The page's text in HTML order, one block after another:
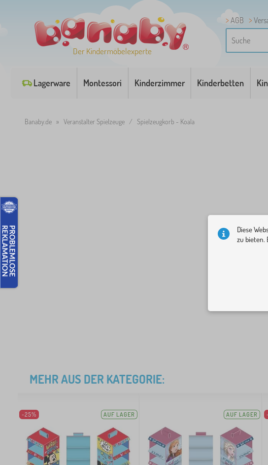
Der Kindermöbelexperte
AGB
Lagerware Montessori Kinderzimmer Kinderbetten
Banaby.de » Veranstalter Spielzeuge / Spielzeugkorb - Koala
MEHR AUS DER KATEGORIE:
-25% AUF LAGER AUF LAGER
Diese
zu bieten.